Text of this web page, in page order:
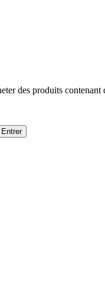
des produits contenant
Entrer